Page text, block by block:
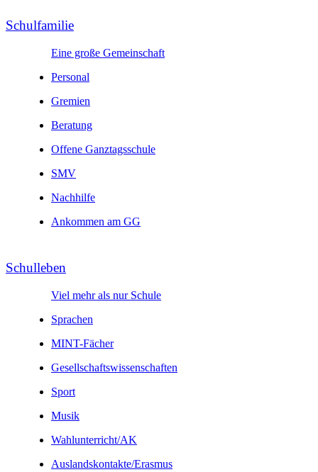
Schul­familie
Eine große Gemeinschaft
Personal
Gremien
Beratung
Offene Ganztagsschule
SMV
Nachhilfe
Ankommen am GG
Schul­leben
Viel mehr als nur Schule
Sprachen
MINT-Fächer
Gesell­schafts­wissen­schaften
Sport
Musik
Wahl­unter­richt/AK
Auslands­kontakte/Erasmus